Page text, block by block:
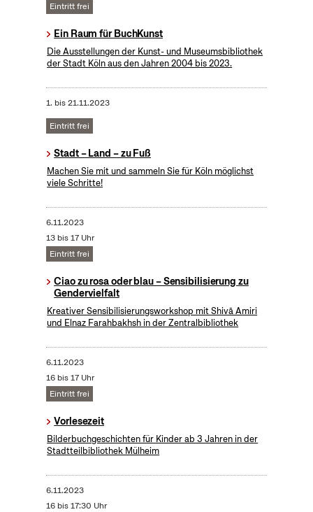
Eintritt frei
Ein Raum für BuchKunst
Die Ausstellungen der Kunst- und Museumsbibliothek
der Stadt Köln aus den Jahren 2004 bis 2023.
1. bis21.11.2023
Eintritt frei
Stadt – Land – zu Fuß
Machen Sie mit und sammeln Sie für Köln möglichst
viele Schritte!
6.11.2023
13 bis 17 Uhr
Eintritt frei
Ciao zu rosa oder blau – Sensibilisierung zu
Gendervielfalt
Kreativer Sensibilisierungsworkshop mit Shivā Amiri
und Elnaz Farahbakhsh in der Zentralbibliothek
6.11.2023
16 bis 17 Uhr
Eintritt frei
Vorlesezeit
Bilderbuchgeschichten für Kinder ab 3 Jahren in der
Stadtteilbibliothek Mülheim
6.11.2023
16 bis 17:30 Uhr